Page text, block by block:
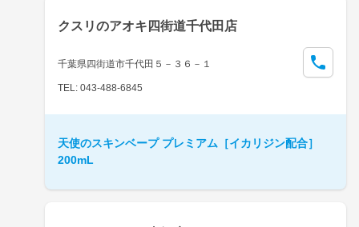
クスリのアオキ四街道千代田店
千葉県四街道市千代田５－３６－１
TEL: 043-488-6845
天使のスキンベープ プレミアム［イカリジン配合］
200mL